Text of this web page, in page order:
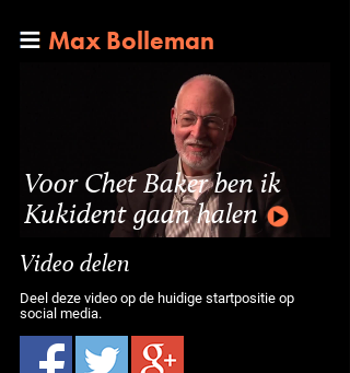
Max Bolleman
Voor Chet Baker ben ik
Kukident gaan halen
Video delen
Deel deze video op de huidige startpositie op
social media.